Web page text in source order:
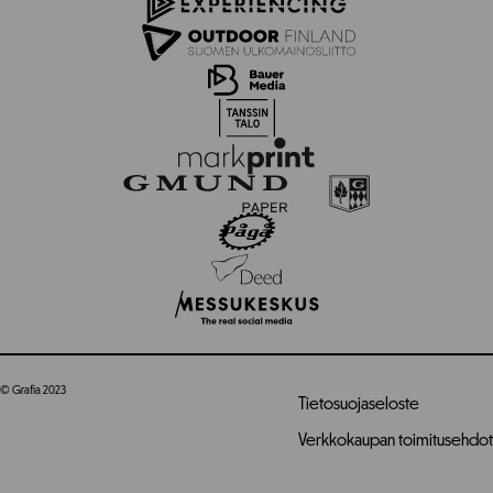
© Grafia 2023
Tietosuojaseloste
Verkkokaupan toimitusehdot